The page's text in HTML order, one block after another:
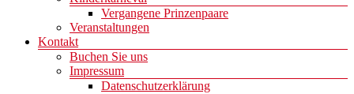
Vergangene Prinzenpaare
Veranstaltungen
Kontakt
Buchen Sie uns
Impressum
Datenschutzerklärung